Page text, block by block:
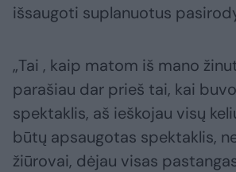
išsaugoti suplanuotus
„Tai , kaip matom iš mano
parašiau dar prieš tai, kai
spektaklis, aš ieškojau visų
būtų apsaugotas spektaklis,
žiūrovai, dėjau visas